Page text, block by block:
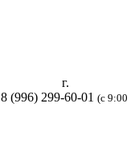
г.
8 (996) 299-60-01 (с 9:00